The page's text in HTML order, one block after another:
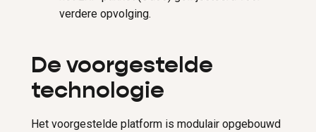
verdere opvolging.
De voorgestelde
technologie
Het voorgestelde platform is modulair opgebouwd